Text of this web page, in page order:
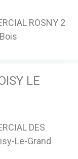
ROSNY 2
LE
DES
Le-Grand